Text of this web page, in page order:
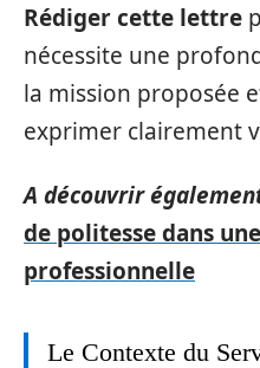
Rédiger cette lettre
nécessite une
la mission proposée
exprimer clairement
A découvrir
de politesse dans
professionnelle
Le Contexte du